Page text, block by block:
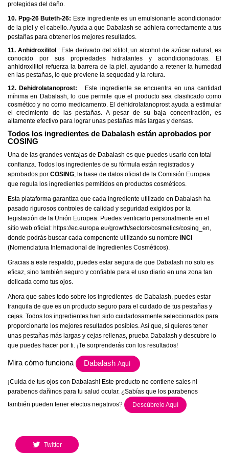
protegidas del daño.
10. Ppg-26 Buteth-26: Este ingrediente es un emulsionante acondicionador
de la piel y el cabello. Ayuda a que Dabalash se adhiera correctamente a tus
pestañas para obtener los mejores resultados.
11. Anhidroxilitol : Este derivado del xilitol, un alcohol de azúcar natural, es
conocido por sus propiedades hidratantes y acondicionadoras. El
anhidroxilitol refuerza la barrera de la piel, ayudando a retener la humedad
en las pestañas, lo que previene la sequedad y la rotura.
12. Dehidrolatanoprost: Este ingrediente se encuentra en una cantidad
mínima en Dabalash, lo que permite que el producto sea clasificado como
cosmético y no como medicamento. El dehidrolatanoprost ayuda a estimular
el crecimiento de las pestañas. A pesar de su baja concentración, es
altamente efectivo para lograr unas pestañas más largas y densas.
Todos los ingredientes de Dabalash están aprobados por
COSING
Una de las grandes ventajas de Dabalash es que puedes usarlo con total
confianza. Todos los ingredientes de su fórmula están registrados y
aprobados por COSING, la base de datos oficial de la Comisión Europea
que regula los ingredientes permitidos en productos cosméticos.
Esta plataforma garantiza que cada ingrediente utilizado en Dabalash ha
pasado rigurosos controles de calidad y seguridad exigidos por la
legislación de la Unión Europea. Puedes verificarlo personalmente en el
sitio web oficial: https://ec.europa.eu/growth/sectors/cosmetics/cosing_en,
donde podrás buscar cada componente utilizando su nombre
INCI
(Nomenclatura Internacional de Ingredientes Cosméticos).
Gracias a este respaldo, puedes estar segura de que Dabalash no solo es
eficaz, sino también seguro y confiable para el uso diario en una zona tan
delicada como tus ojos.
Ahora que sabes todo sobre los ingredientes de Dabalash, puedes estar
tranquila de que es un producto seguro para el cuidado de tus pestañas y
cejas. Todos los ingredientes han sido cuidadosamente seleccionados para
proporcionarte los mejores resultados posibles. Así que, si quieres tener
unas pestañas más largas y cejas rellenas, prueba Dabalash y descubre lo
que puedes hacer por ti. ¡Te sorprenderás con los resultados!
Mira cómo funciona Dabalash Aquí
¡Cuida de tus ojos con Dabalash! Este producto no contiene sales ni
parabenos dañinos para tu salud ocular. ¿Sabías que los parabenos
también pueden tener efectos negativos?
Descúbrelo Aquí
Twitter